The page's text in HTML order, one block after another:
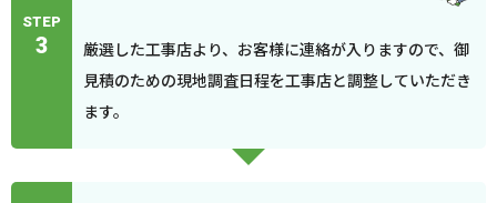
STEP
3
厳選した工事店より、お客様に連絡が入りますので、御
見積のための現地調査日程を工事店と調整していただき
ます。